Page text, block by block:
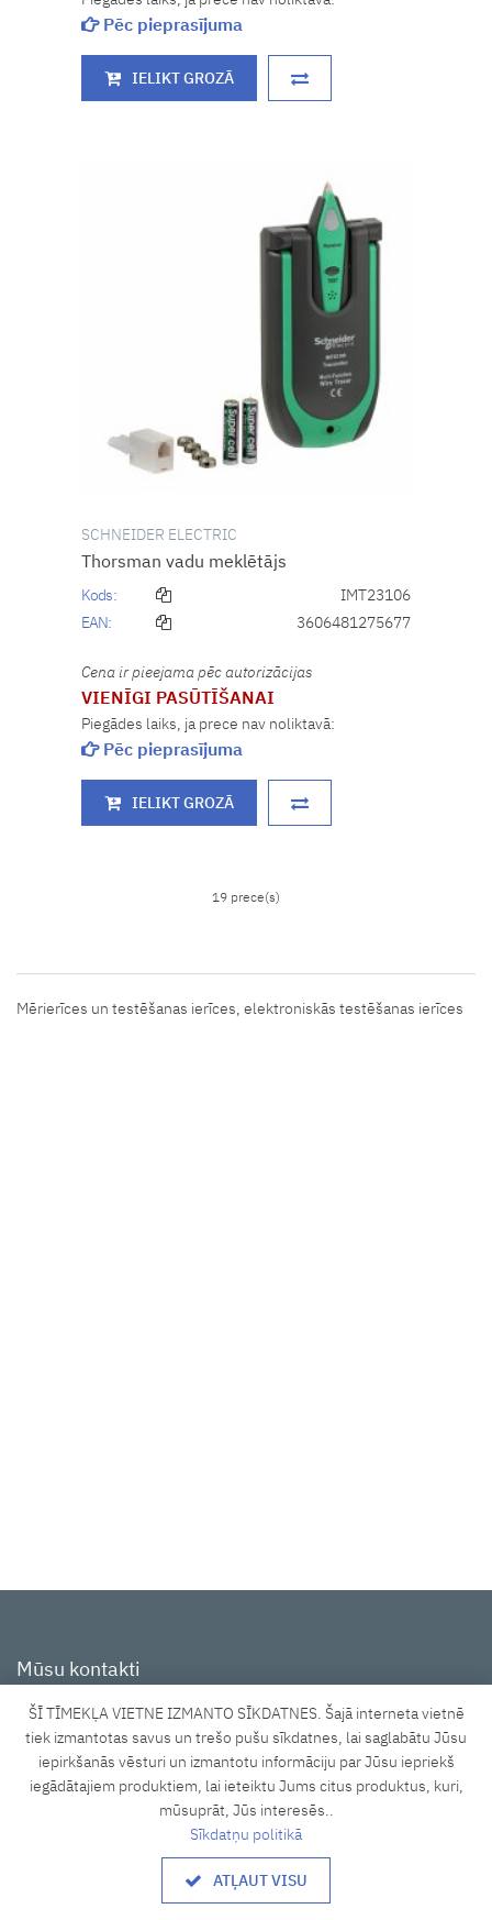
Pēc pieprasījuma
IELIKT GROZĀ
SCHNEIDER ELECTRIC
Thorsman vadu meklētājs
Kods:
IMT23106
EAN:
3606481275677
Cena ir pieejama pēc autorizācijas
VIENĪGI PASŪTĪŠANAI
Piegādes laiks, ja prece nav noliktavā:
Pēc pieprasījuma
IELIKT GROZĀ
19 prece(s)
Mērierīces un testēšanas ierīces, elektroniskās testēšanas ierīces
Mūsu kontakti
Tīraines iela 3A, Rīga, LV-1058
shop@lucidus.lv
+371 27833637
ŠĪ TĪMEKĻA VIETNE IZMANTO SĪKDATNES. Šajā interneta vietnē
tiek izmantotas savus un trešo pušu sīkdatnes, lai saglabātu Jūsu
iepirkšanās vēsturi un izmantotu informāciju par Jūsu iepriekš
iegādātajiem produktiem, lai ieteiktu Jums citus produktus, kuri,
mūsuprāt, Jūs interesēs..
Sīkdatņu politikā
ATĻAUT VISU